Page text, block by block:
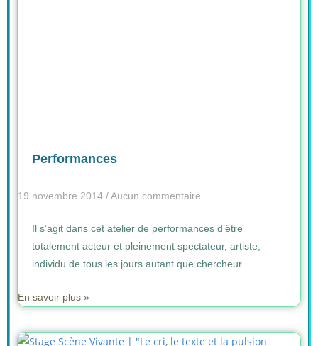
Performances
19 novembre 2014 Aucun commentaire
Il s’agit dans cet atelier de performances d’être
totalement acteur et pleinement spectateur, artiste,
individu de tous les jours autant que chercheur.
En savoir plus »